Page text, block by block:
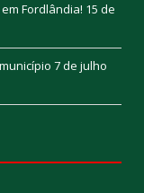
Fordlândia! 15 de
7 de julho